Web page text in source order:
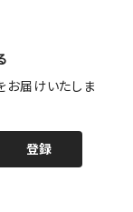
お届けいたしま
登録